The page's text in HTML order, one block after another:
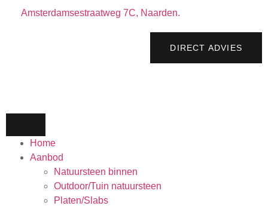
Amsterdamsestraatweg 7C, Naarden.
DIRECT ADVIES
Home
Aanbod
Natuursteen binnen
Outdoor/Tuin natuursteen
Platen/Slabs